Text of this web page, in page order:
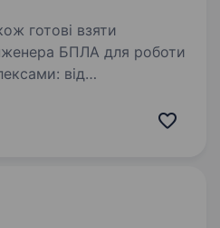
готові взяти
від
технічних рішень.